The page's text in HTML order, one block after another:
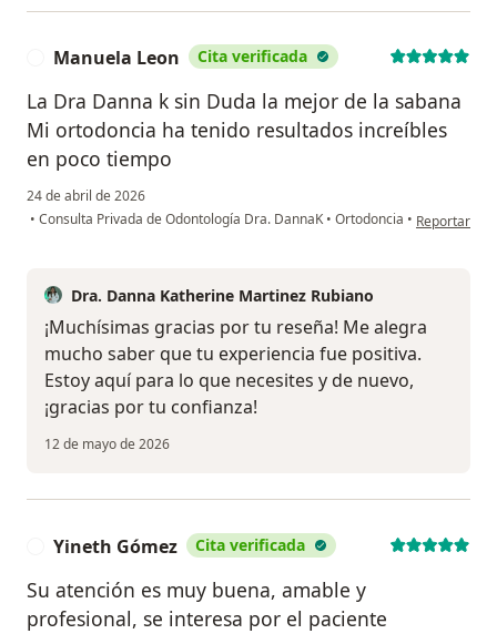
Manuela Leon Cita verificada
La Dra Danna k sin Duda la mejor de la sabana
Mi ortodoncia ha tenido resultados increíbles
en poco tiempo
24 de abril de 2026
• Consulta Privada de Odontología Dra. DannaK • Ortodoncia • en opinión
Reportar
Dra. Danna Katherine Martinez Rubiano
¡Muchísimas gracias por tu reseña! Me alegra
mucho saber que tu experiencia fue positiva.
Estoy aquí para lo que necesites y de nuevo,
¡gracias por tu confianza!
12 de mayo de 2026
Yineth Gómez Cita verificada
Su atención es muy buena, amable y
profesional, se interesa por el paciente